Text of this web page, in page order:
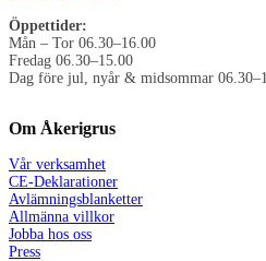
Öppettider:
Mån – Tor 06.30–16.00
Fredag 06.30–15.00
Dag före jul, nyår & midsommar
Om Åkerigrus
Vår verksamhet
CE-Deklarationer
Avlämningsblanketter
Allmänna villkor
Jobba hos oss
Press